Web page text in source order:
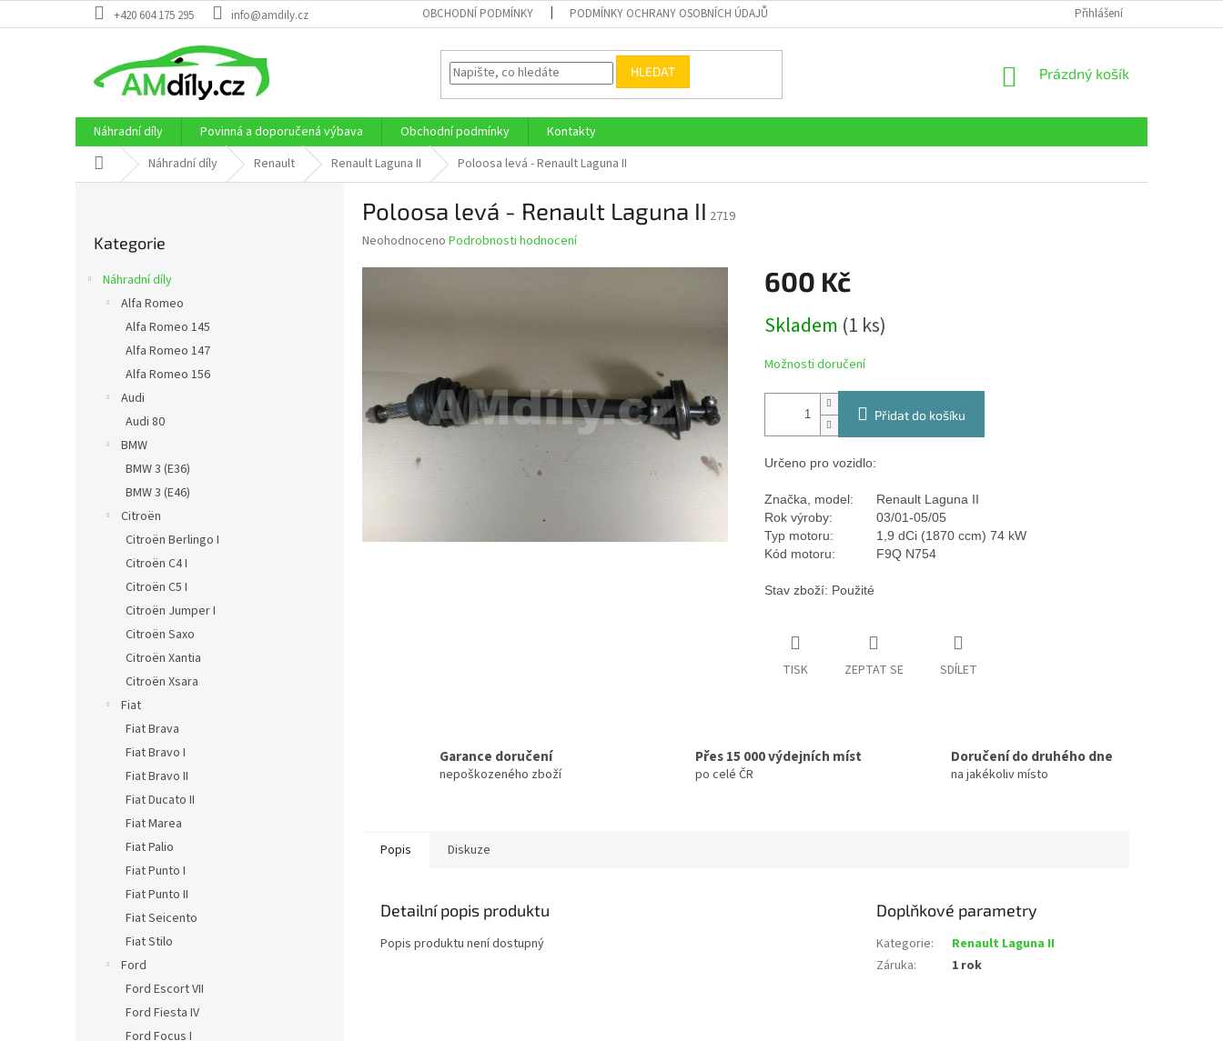
na
+420 604 175 295 info@amdily.cz OBCHODNÍ PODMÍNKY PODMÍNKY OCHRANY OSOBNÍCH ÚDAJŮ Přihlášení
HLEDAT
NÁKUPNÍ
Prázdný košík
Náhradní díly Povinná a doporučená výbava Obchodní podmínky
Kontakty
Domů Náhradní díly Renault Renault Laguna II Poloosa levá - Renault Laguna II
kategorie
Kategorie
Náhradní díly
Alfa Romeo
Alfa Romeo 145
Alfa Romeo 147
Alfa Romeo 156
Audi
Audi 80
BMW
BMW 3 (E36)
BMW 3 (E46)
Citroën
Citroën Berlingo I
Citroën C4 I
Citroën C5 I
Citroën Jumper I
Citroën Saxo
Citroën Xantia
Citroën Xsara
Fiat
Fiat Brava
Fiat Bravo I
Fiat Bravo II
Fiat Ducato II
Fiat Marea
Fiat Palio
Fiat Punto I
Fiat Punto II
Fiat Seicento
Fiat Stilo
Ford
Ford Escort VII
Ford Fiesta IV
Ford Focus I
Poloosa levá - Renault Laguna II 2719
Průměrné
Neohodnoceno Podrobnosti hodnocení
600 Kč
cena:
Skladem (1 ks)
Možnosti doručení
Přidat do košíku
Určeno pro vozidlo:
Značka, model:
Renault Laguna II
Rok výroby:
03/01-05/05
Typ motoru:
1,9 dCi (1870 ccm) 74 kW
Kód motoru:
F9Q N754
Stav zboží: Použité
TISK ZEPTAT SE SDÍLET
Garance doručení
nepoškozeného zboží
Přes 15 000 výdejních míst
po celé ČR
Doručení do druhého dne
na jakékoliv místo
Popis Diskuze
Detailní popis produktu
Popis produktu není dostupný
Doplňkové parametry
Kategorie:
Renault Laguna II
Záruka: 1 rok